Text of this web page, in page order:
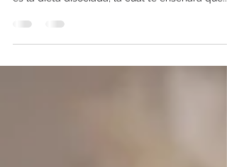
es la dieta disociada, la cual te enseñará qué...